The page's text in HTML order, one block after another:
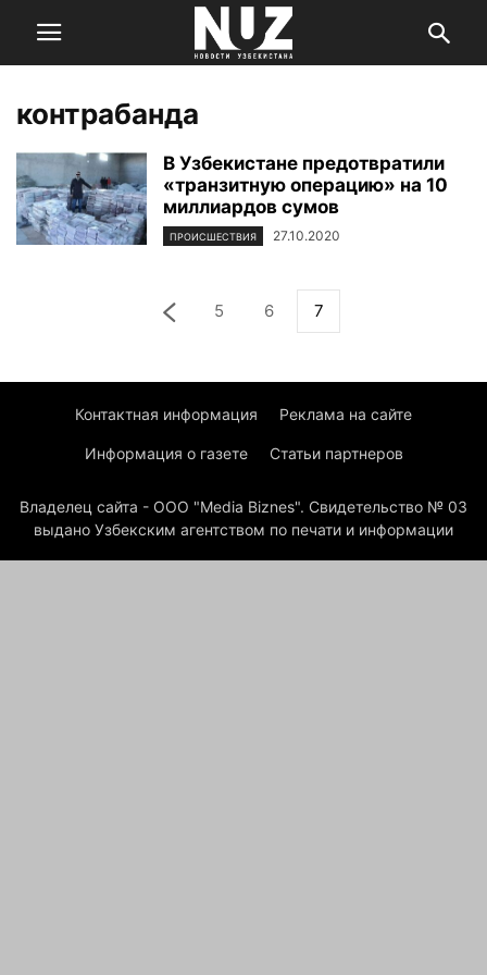
контрабанда
В Узбекистане предотвратили
«транзитную операцию» на 10
миллиардов сумов
ПРОИСШЕСТВИЯ 27.10.2020
5 6 7
Контактная информация Реклама на сайте
Информация о газете Статьи партнеров
Владелец сайта - ООО "Media Biznes". Свидетельство № 03
выдано Узбекским агентством по печати и информации